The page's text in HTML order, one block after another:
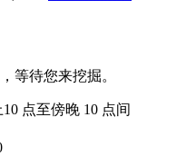
等待您来挖掘。
点至傍晚 10 点间